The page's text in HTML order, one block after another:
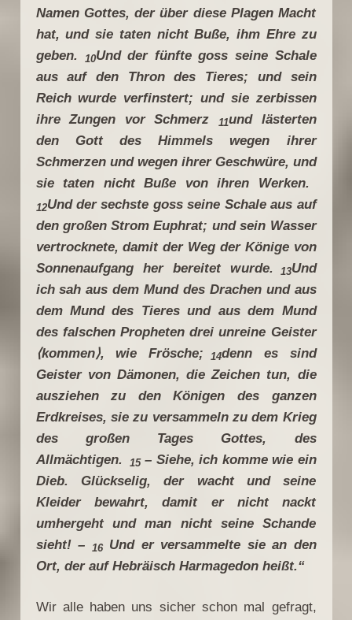
Namen Gottes, der über diese Plagen Macht
hat, und sie taten nicht Buße, ihm Ehre zu
geben.
10Und der fünfte goss seine Schale
aus auf den Thron des Tieres; und sein
Reich wurde verfinstert; und sie zerbissen
ihre Zungen vor Schmerz
11und lästerten
den Gott des Himmels wegen ihrer
Schmerzen und wegen ihrer Geschwüre, und
sie taten nicht Buße von ihren Werken.
12Und der sechste goss seine Schale aus auf
den großen Strom Euphrat; und sein Wasser
vertrocknete, damit der Weg der Könige von
Sonnenaufgang her bereitet wurde.
13Und
ich sah aus dem Mund des Drachen und aus
dem Mund des Tieres und aus dem Mund
des falschen Propheten drei unreine Geister
⟨kommen⟩, wie Frösche; 14denn es sind
Geister von Dämonen, die Zeichen tun, die
ausziehen zu den Königen des ganzen
Erdkreises, sie zu versammeln zu dem Krieg
des großen Tages Gottes, des
Allmächtigen.
15– Siehe, ich komme wie ein
Dieb. Glückselig, der wacht und seine
Kleider bewahrt, damit er nicht nackt
umhergeht und man nicht seine Schande
sieht! – 16Und er versammelte sie an den
Ort, der auf Hebräisch Harmagedon heißt.“
Wir alle haben uns sicher schon mal gefragt,